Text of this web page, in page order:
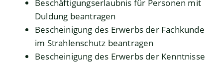
Beschäftigungserlaubnis für Personen mit
Duldung beantragen
Bescheinigung des Erwerbs der Fachkunde
im Strahlenschutz beantragen
Bescheinigung des Erwerbs der Kenntnisse